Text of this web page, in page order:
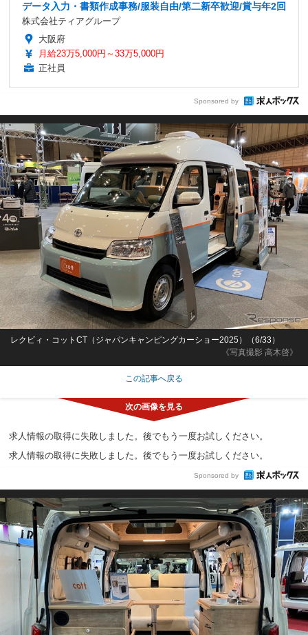
データ入力・書類作成事務/服装自由/第二新卒歓迎/賞与年2回
株式会社ティアグループ
大阪府
月給23万5,000円～33万5,000円
正社員
Sponsored by
《写真撮影 高木啓》
レクビィ・コットCT（ジャパンキャンピングカーショー2025）（6/33）
この記事へ戻る
求人情報の取得に失敗しました。後でもう一度お試しください。
求人情報の取得に失敗しました。後でもう一度お試しください。
Sponsored by